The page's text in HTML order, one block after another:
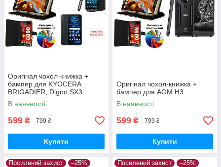
Оригінал чохол-книжка +
бампер для KYOCERA
BRIGADIER, Digno SX3
В наявності
599 ₴ 799 ₴
Купити
Оригінал чохол-книжка +
бампер для AGM H3
В наявності
599 ₴ 799 ₴
Купити
Посилений захист –25% Посилений захист –25%